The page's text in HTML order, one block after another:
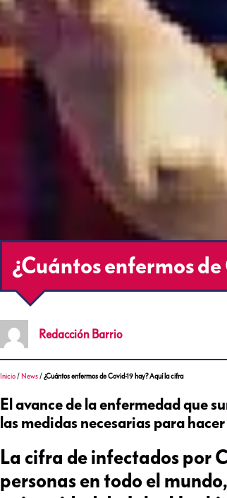
¿Cuántos enfermos
Redacción Barrio
Inicio / News /¿Cuántos enfermos de Covid-19 hay? Aquí la cifra
El avance de la enfermedad que
las medidas necesarias para
La cifra de infectados por
personas en todo el